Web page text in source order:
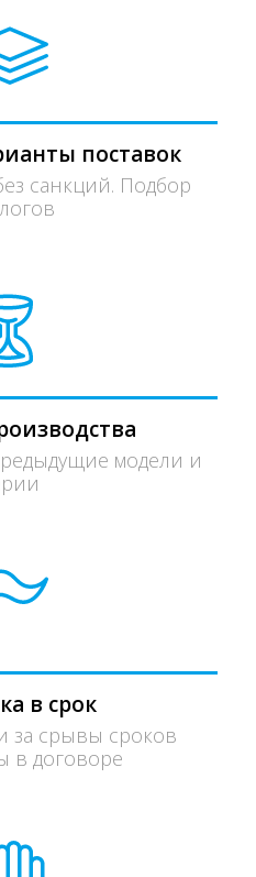
поставок
санкций. Подбор
модели и
в срок
за срывы сроков
в договоре